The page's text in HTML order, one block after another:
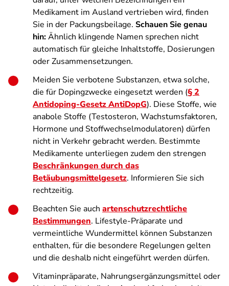
Medikament im Ausland vertrieben wird, finden
Sie in der Packungsbeilage. Schauen Sie genau
hin:Ähnlich klingende Namen sprechen nicht
automatisch für gleiche Inhaltstoffe, Dosierungen
oder Zusammensetzungen.
Meiden Sie verbotene Substanzen, etwa solche,
die für Dopingzwecke eingesetzt werden (§ 2
Antidoping-Gesetz AntiDopG). Diese Stoffe, wie
anabole Stoffe (Testosteron, Wachstumsfaktoren,
Hormone und Stoffwechselmodulatoren) dürfen
nicht in Verkehr gebracht werden. Bestimmte
Medikamente unterliegen zudem den strengen
Beschränkungen durch das
Betäubungsmittelgesetz. Informieren Sie sich
rechtzeitig.
Beachten Sie auch artenschutzrechtliche
Bestimmungen. Lifestyle-Präparate und
vermeintliche Wundermittel können Substanzen
enthalten, für die besondere Regelungen gelten
und die deshalb nicht eingeführt werden dürfen.
Vitaminpräparate, Nahrungsergänzungsmittel oder